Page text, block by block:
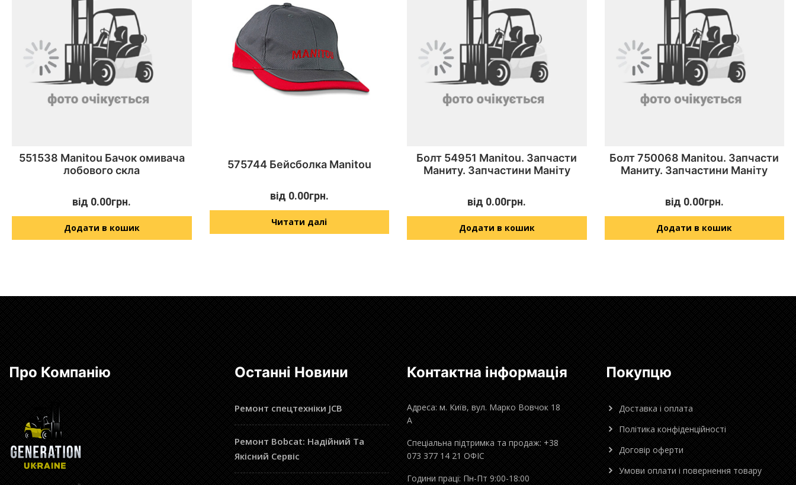
551538 Manitou Бачок омивача
лобового скла
від 0.00грн.
Додати в кошик
575744 Бейсболка Manitou
від 0.00грн.
Читати далі
Болт 54951 Manitou. Запчасти
Маниту. Запчастини Маніту
від 0.00грн.
Додати в кошик
Болт 750068 Manitou. Запчасти
Маниту. Запчастини Маніту
від 0.00грн.
Додати в кошик
Про Компанію Останні Новини
Ремонт спецтехніки JCB
Ремонт Bobcat: Надійний Та
Якісний Сервіс
Контактна інформація
Адреса: м. Київ, вул. Марко Вовчок 18
А
Спеціальна підтримка та продаж: +38
073 377 14 21 ОФІС
Години праці: Пн-Пт 9:00-18:00
Покупцю
Доставка і оплата
Політика конфіденційності
Договір оферти
Умови оплати і повернення товару